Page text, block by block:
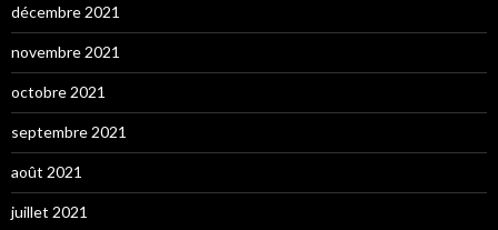
décembre 2021
novembre 2021
octobre 2021
septembre 2021
août 2021
juillet 2021